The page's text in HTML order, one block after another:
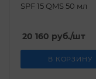
SPF 15 QMS 50 мл
20 160 руб./шт
В КОРЗИНУ